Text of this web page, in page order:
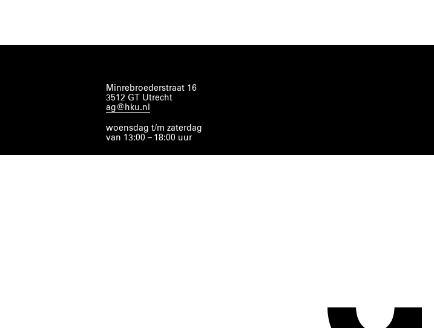
Minrebroederstraat 16
3512 GT Utrecht
ag@hku.nl
woensdag t/m zaterdag
van 13:00 – 18:00 uur